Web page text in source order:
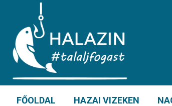
FŐOLDAL HAZAI VIZEKEN